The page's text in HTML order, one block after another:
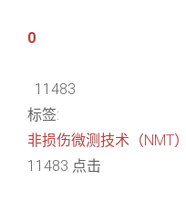
0
11483
标签:
非损伤微测技术（NMT）
11483 点击